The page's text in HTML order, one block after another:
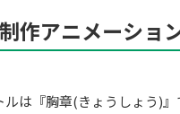
作アニメーショ
は『胸章(きょうしょう)』